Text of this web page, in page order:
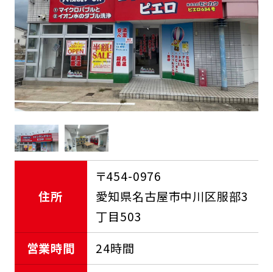
FCオーナー募集中
住所
〒454-0976
愛知県名古屋市中川区服部3
丁目503
営業時間
24時間